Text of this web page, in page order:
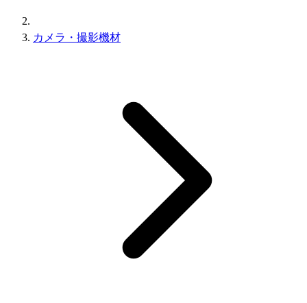
カメラ・撮影機材